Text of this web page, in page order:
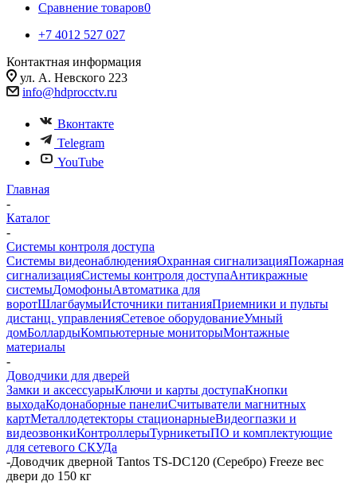
Сравнение товаров0
+7 4012 527 027
Контактная информация
ул. А. Невского 223
info@hdprocctv.ru
Вконтакте
Telegram
YouTube
Главная
-
Каталог
-
Системы контроля доступа
Системы видеонаблюденияОхранная сигнализацияПожарная
сигнализацияСистемы контроля доступаАнтикражные
системыДомофоныАвтоматика для
воротШлагбаумыИсточники питанияПриемники и пульты
дистанц. управленияСетевое оборудованиеУмный
домБоллардыКомпьютерные мониторыМонтажные
материалы
-
Доводчики для дверей
Замки и аксессуарыКлючи и карты доступаКнопки
выходаКодонаборные панелиСчитыватели магнитных
картМеталлодетекторы стационарныеВидеогпазки и
видеозвонкиКонтроллерыТурникетыПО и комплектующие
для сетевого СКУДа
-Доводчик дверной Tantos TS-DC120 (Серебро) Freeze вес
двери до 150 кг